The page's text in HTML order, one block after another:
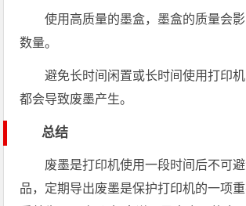
使用高质量的墨盒，墨盒的质量会
数量。
避免长时间闲置或长时间使用打印
都会导致废墨产生。
总结
废墨是打印机使用一段时间后不可
品，定期导出废墨是保护打印机的一项